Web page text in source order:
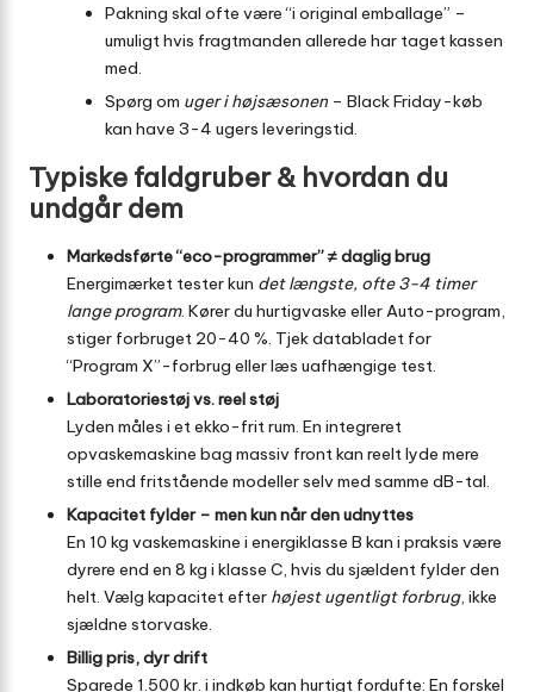
Pakning skal ofte være “i original emballage” –
umuligt hvis fragtmanden allerede har taget kassen
med.
Spørg om uger i højsæsonen – Black Friday-køb
kan have 3-4 ugers leveringstid.
Typiske faldgruber & hvordan du
undgår dem
Markedsførte “eco-programmer” ≠ daglig brug
Energimærket tester kun det længste, ofte 3-4 timer
lange program. Kører du hurtigvaske eller Auto-program,
stiger forbruget 20-40 %. Tjek databladet for
“Program X”-forbrug eller læs uafhængige test.
Laboratoriestøj vs. reel støj
Lyden måles i et ekko-frit rum. En integreret
opvaskemaskine bag massiv front kan reelt lyde mere
stille end fritstående modeller selv med samme dB-tal.
Kapacitet fylder – men kun når den udnyttes
En 10 kg vaskemaskine i energiklasse B kan i praksis være
dyrere end en 8 kg i klasse C, hvis du sjældent fylder den
helt. Vælg kapacitet efter højest ugentligt forbrug, ikke
sjældne storvaske.
Billig pris, dyr drift
Sparede 1.500 kr. i indkøb kan hurtigt fordufte: En forskel